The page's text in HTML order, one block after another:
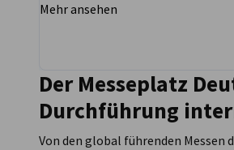
Mehr ansehen
vorherige nächste
Der Messeplatz
Durchführung
Von den global führenden